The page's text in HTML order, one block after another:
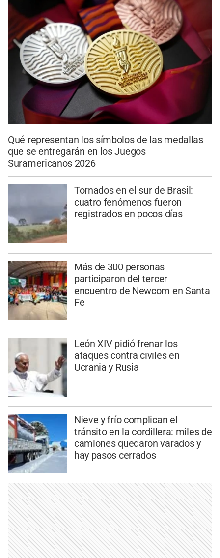
Qué representan los símbolos de las medallas
que se entregarán en los Juegos
Suramericanos 2026
Tornados en el sur de Brasil:
cuatro fenómenos fueron
registrados en pocos días
Más de 300 personas
participaron del tercer
encuentro de Newcom en Santa
Fe
León XIV pidió frenar los
ataques contra civiles en
Ucrania y Rusia
Nieve y frío complican el
tránsito en la cordillera: miles de
camiones quedaron varados y
hay pasos cerrados